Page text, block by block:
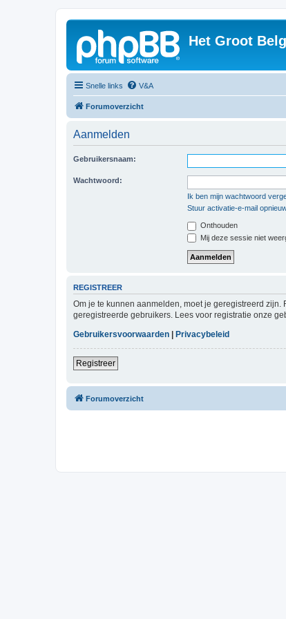
Het Groot
Snelle links V&A
Forumoverzicht
Aanmelden
Gebruikersnaam:
Wachtwoord:
Ik ben mijn wachtwoord
Stuur activatie-e-mail
Onthouden
Mij deze sessie niet
REGISTREER
Om je te kunnen aanmelden, moet je geregistreerd
geregistreerde gebruikers. Lees voor registratie onze
Gebruikersvoorwaarden | Privacybeleid
Registreer
Forumoverzicht